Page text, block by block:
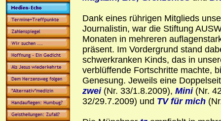
Dank eines rührigen Mitglieds
Journalistin, war die Stiftung
Monaten in mehreren
präsent. Im Vordergrund stand
schwerkranken Kinds, das in
verblüffende Fortschritte machte,
Genesung. Jeweils eine
zwei (Nr. 33/1.8.2009), Mini(Nr.
32/29.7.2009) und TV für mich